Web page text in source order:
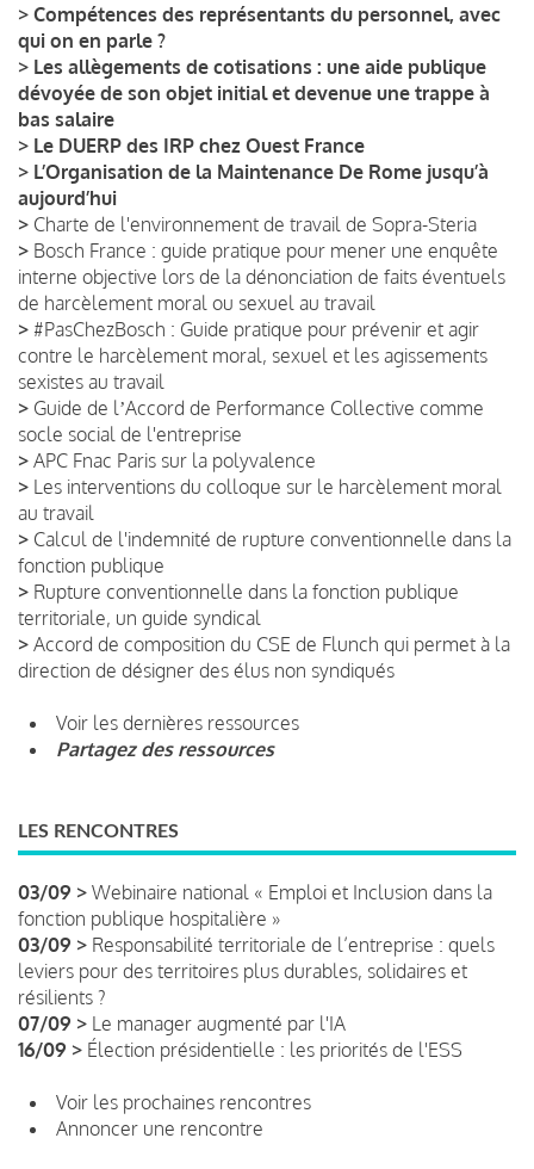
> Compétences des représentants du personnel, avec
qui on en parle ?
> Les allègements de cotisations : une aide publique
dévoyée de son objet initial et devenue une trappe à
bas salaire
> Le DUERP des IRP chez Ouest France
> L’Organisation de la Maintenance De Rome jusqu’à
aujourd’hui
> Charte de l'environnement de travail de Sopra-Steria
> Bosch France : guide pratique pour mener une enquête
interne objective lors de la dénonciation de faits éventuels
de harcèlement moral ou sexuel au travail
> #PasChezBosch : Guide pratique pour prévenir et agir
contre le harcèlement moral, sexuel et les agissements
sexistes au travail
> Guide de lʼAccord de Performance Collective comme
socle social de l'entreprise
> APC Fnac Paris sur la polyvalence
> Les interventions du colloque sur le harcèlement moral
au travail
> Calcul de l'indemnité de rupture conventionnelle dans la
fonction publique
> Rupture conventionnelle dans la fonction publique
territoriale, un guide syndical
> Accord de composition du CSE de Flunch qui permet à la
direction de désigner des élus non syndiqués
Voir les dernières ressources
Partagez des ressources
LES RENCONTRES
03/09 > Webinaire national « Emploi et Inclusion dans la
fonction publique hospitalière »
03/09 > Responsabilité territoriale de l’entreprise : quels
leviers pour des territoires plus durables, solidaires et
résilients ?
07/09 > Le manager augmenté par l'IA
16/09 > Élection présidentielle : les priorités de l'ESS
Voir les prochaines rencontres
Annoncer une rencontre